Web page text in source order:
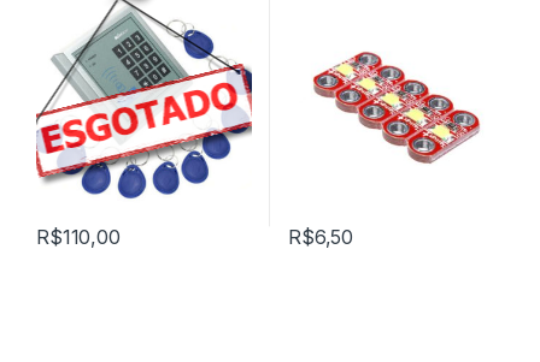
ROBÓTICA E MOTORES
Teclados
R$110,00 R$6,50